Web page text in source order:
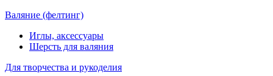
Валяние (фелтинг)
Иглы, аксессуары
Шерсть для валяния
Для творчества и рукоделия